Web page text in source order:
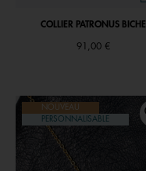
COLLIER PATRONUS BICHE
91,00 €
NOUVEAU
PERSONNALISABLE